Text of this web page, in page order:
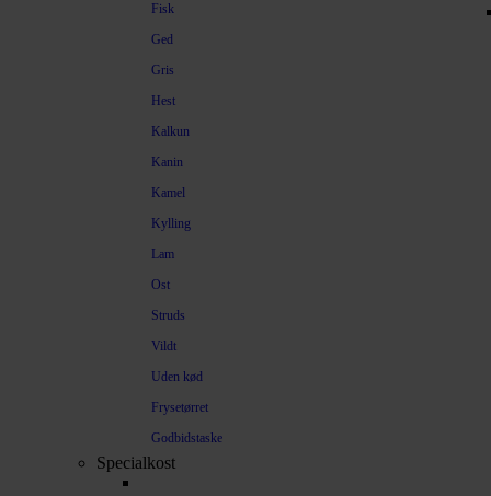
Fisk
Ged
Gris
Hest
Kalkun
Kanin
Kamel
Kylling
Lam
Ost
Struds
Vildt
Uden kød
Frysetørret
Godbidstaske
Specialkost